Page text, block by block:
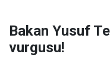
Bakan Yusuf
vurgusu!